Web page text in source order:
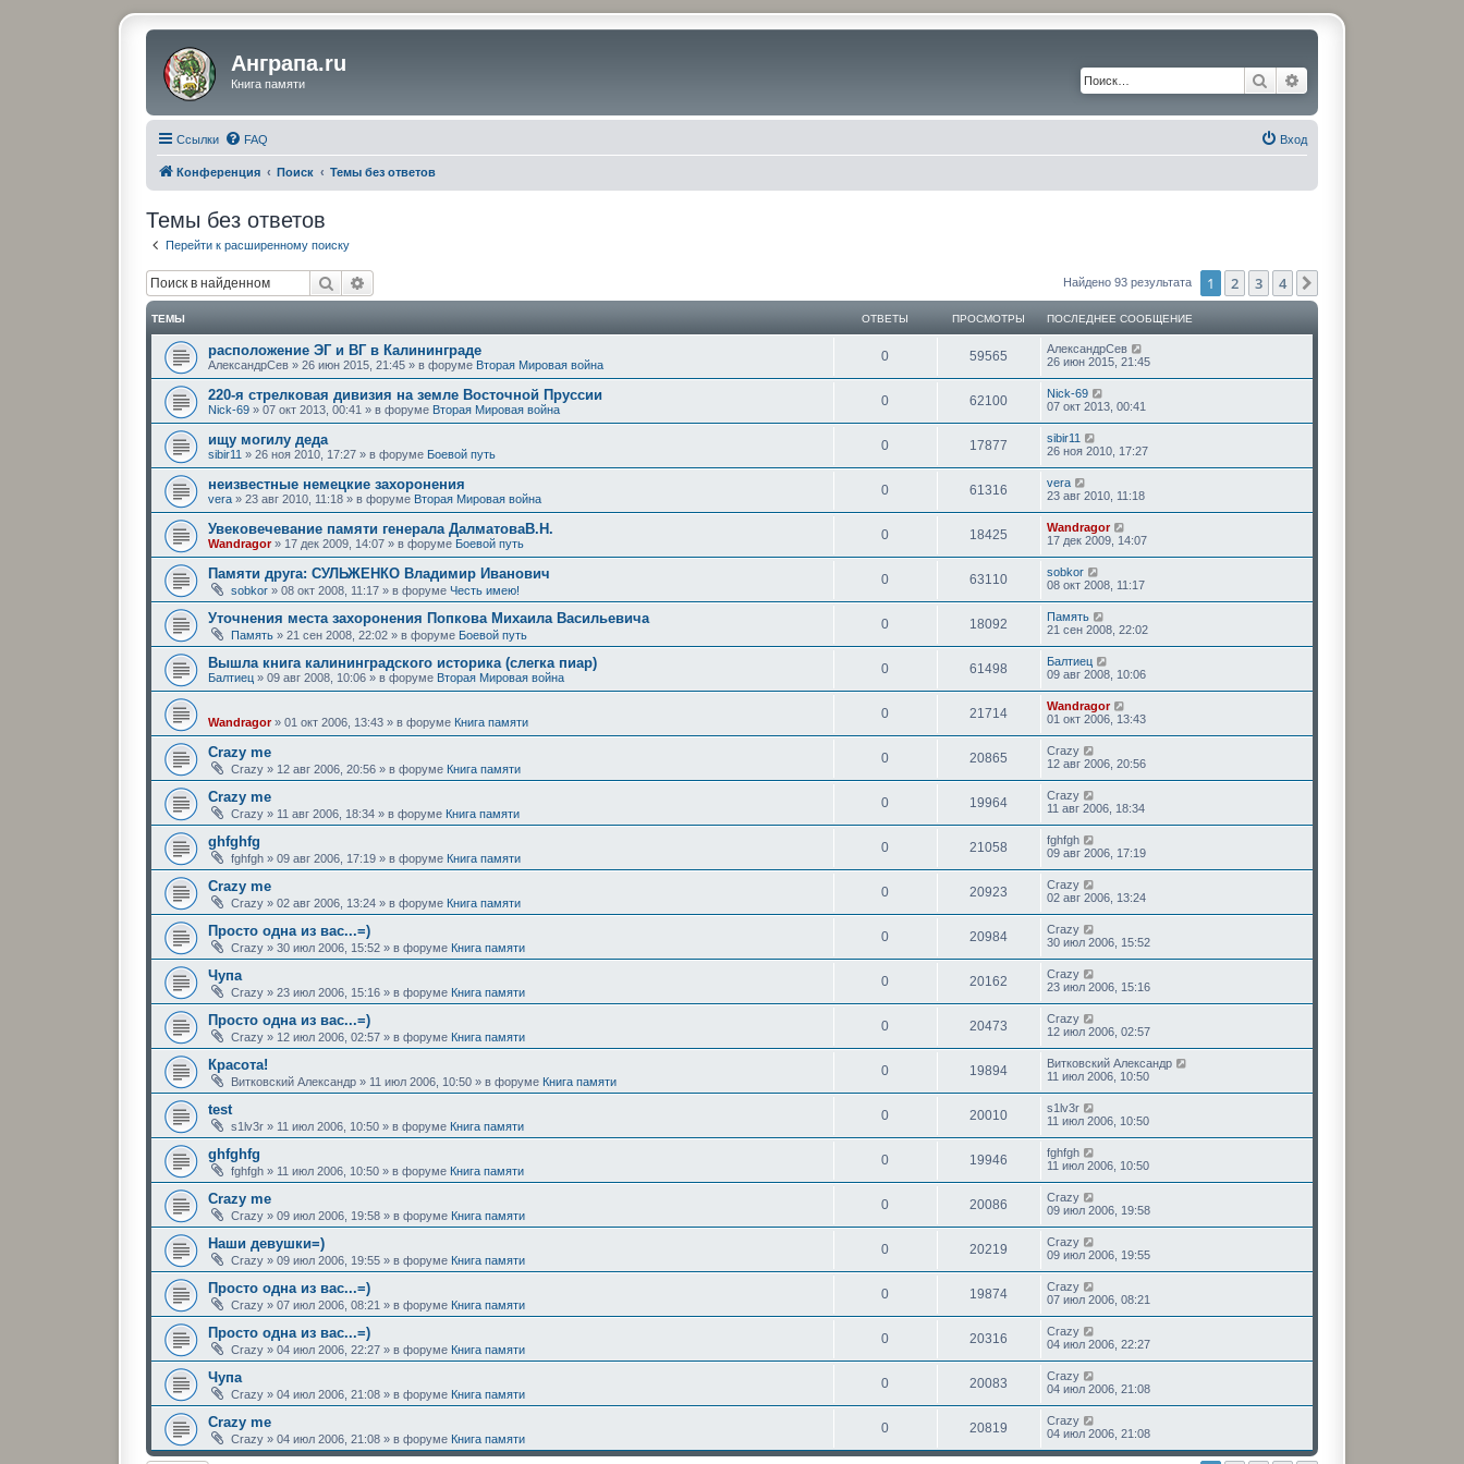
Анграпа.ru
Книга памяти Поиск
Ссылки FAQ Вход
Конференция Поиск Темы без ответов
Темы без ответов
Перейти к расширенному поиску
Поиск Найдено 93 результата 1 2 3 4
ТЕМЫ ОТВЕТЫ ПРОСМОТРЫ ПОСЛЕДНЕЕ СООБЩЕНИЕ
расположение ЭГ и ВГ в Калининграде
АлександрСев »26 июн 2015, 21:45 » в форуме Вторая Мировая война
0 59565
АлександрСев
26 июн 2015, 21:45
220-я стрелковая дивизия на земле Восточной Пруссии
Nick-69 »07 окт 2013, 00:41 » в форуме Вторая Мировая война
0 62100
Nick-69
07 окт 2013, 00:41
ищу могилу дедa
sibir11 »26 ноя 2010, 17:27 » в форуме Боевой путь
0 17877
sibir11
26 ноя 2010, 17:27
неизвестные немецкие захоронения
vera »23 авг 2010, 11:18 » в форуме Вторая Мировая война
0 61316
vera
23 авг 2010, 11:18
Увековечевание памяти генерала ДалматоваВ.Н.
Wandragor» 17 дек 2009, 14:07 » в форуме Боевой путь
0 18425
Wandragor
17 дек 2009, 14:07
Памяти друга: СУЛЬЖЕНКО Владимир Иванович
sobkor »08 окт 2008, 11:17 » в форумеЧесть имею!
0 63110
sobkor
08 окт 2008, 11:17
Уточнения места захоронения Попкова Михаила Васильевича
Память »21 сен 2008, 22:02 » в форуме Боевой путь
0 18092
Память
21 сен 2008, 22:02
Вышла книга калининградского историка (слегка пиар)
Балтиец »09 авг 2008, 10:06 » в форуме Вторая Мировая война
0 61498
Балтиец
09 авг 2008, 10:06
Wandragor»01 окт 2006, 13:43 » в форуме Книга памяти
0 21714
Wandragor
01 окт 2006, 13:43
Crazy me
Crazy » 12 авг 2006, 20:56 » в форуме Книга памяти
0 20865
Crazy
12 авг 2006, 20:56
Crazy me
Crazy » 11 авг 2006, 18:34 » в форуме Книга памяти
0 19964
Crazy
11 авг 2006, 18:34
ghfghfg
fghfgh »09 авг 2006, 17:19 » в форуме Книга памяти
0 21058
fghfgh
09 авг 2006, 17:19
Crazy me
Crazy »02 авг 2006, 13:24 » в форуме Книга памяти
0 20923
Crazy
02 авг 2006, 13:24
Просто одна из вас...=)
Crazy »30 июл 2006, 15:52 » в форуме Книга памяти
0 20984
Crazy
30 июл 2006, 15:52
Чупа
Crazy »23 июл 2006, 15:16 » в форуме Книга памяти
0 20162
Crazy
23 июл 2006, 15:16
Просто одна из вас...=)
Crazy » 12 июл 2006, 02:57 » в форуме Книга памяти
0 20473
Crazy
12 июл 2006, 02:57
Красота!
Витковский Александр » 11 июл 2006, 10:50 » в форуме Книга памяти
0 19894
Витковский Александр
11 июл 2006, 10:50
test
s1lv3r » 11 июл 2006, 10:50 » в форуме Книга памяти
0 20010
s1lv3r
11 июл 2006, 10:50
ghfghfg
fghfgh » 11 июл 2006, 10:50 » в форуме Книга памяти
0 19946
fghfgh
11 июл 2006, 10:50
Crazy me
Crazy »09 июл 2006, 19:58 » в форуме Книга памяти
0 20086
Crazy
09 июл 2006, 19:58
Наши девушки=)
Crazy »09 июл 2006, 19:55 » в форуме Книга памяти
0 20219
Crazy
09 июл 2006, 19:55
Просто одна из вас...=)
Crazy »07 июл 2006, 08:21 » в форуме Книга памяти
0 19874
Crazy
07 июл 2006, 08:21
Просто одна из вас...=)
Crazy »04 июл 2006, 22:27 » в форуме Книга памяти
0 20316
Crazy
04 июл 2006, 22:27
Чупа
Crazy »04 июл 2006, 21:08 » в форуме Книга памяти
0 20083
Crazy
04 июл 2006, 21:08
Crazy me
Crazy »04 июл 2006, 21:08 » в форуме Книга памяти
0 20819
Crazy
04 июл 2006, 21:08